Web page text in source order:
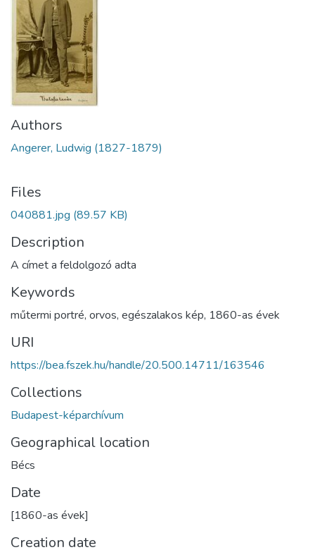
Authors
Angerer, Ludwig (1827-1879)
Files
040881.jpg (89.57 KB)
Description
A címet a feldolgozó adta
Keywords
műtermi portré, orvos, egészalakos kép, 1860-as évek
URI
https://bea.fszek.hu/handle/20.500.14711/163546
Collections
Budapest-képarchívum
Geographical location
Bécs
Date
[1860-as évek]
Creation date